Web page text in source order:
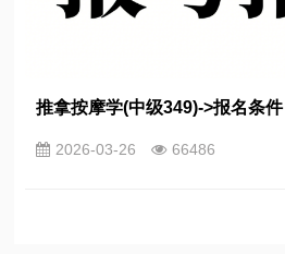
推拿按摩学(中级349)->报名条件
2026-03-26 66486